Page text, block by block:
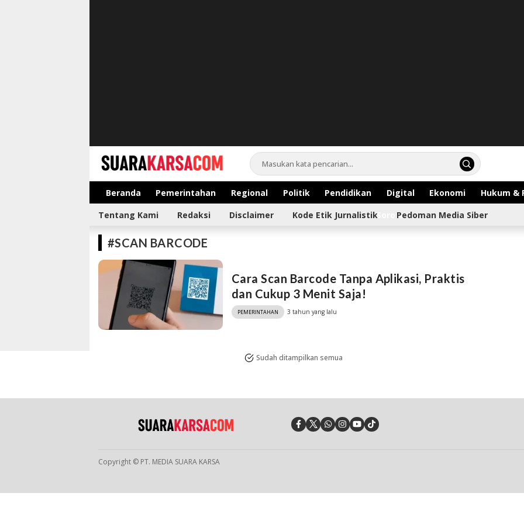
suarakarsa.com
Informasi terpercaya
Beranda Pemerintahan Regional Politik Pendidikan Digital Ekonomi Hukum &
Sorotan
Tentang Kami Redaksi Disclaimer Kode Etik Jurnalistik Pedoman Media Siber
#SCAN BARCODE
Cara Scan Barcode Tanpa Aplikasi, Praktis
dan Cukup 3 Menit Saja!
PEMERINTAHAN 3 tahun yang lalu
Sudah ditampilkan semua
Copyright © PT. MEDIA SUARA KARSA